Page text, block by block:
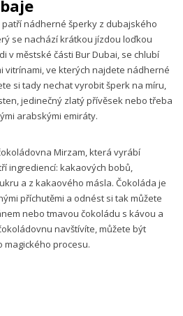
nádherné šperky z dubajského
se nachází krátkou jízdou loďkou
v městské části Bur Dubai, se chlubí
vitrínami, ve kterých najdete nádherné
si tady nechat vyrobit šperk na míru,
jedinečný zlatý přívěsek nebo třeba
arabskými emiráty.
Mirzam, která vyrábí
ingrediencí: kakaových bobů,
a z kakaového másla. Čokoláda je
příchutěmi a odnést si tak můžete
nebo tmavou čokoládu s kávou a
navštívíte, můžete být
magického procesu.